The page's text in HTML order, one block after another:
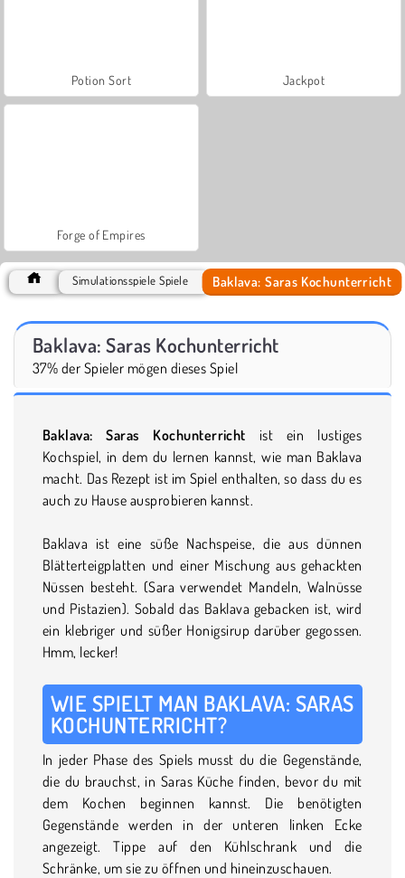
Potion Sort Jackpot
Forge of Empires
Simulationsspiele Spiele Baklava: Saras Kochunterricht
Baklava: Saras Kochunterricht
37% der Spieler mögen dieses Spiel
Baklava: Saras Kochunterricht ist ein lustiges
Kochspiel, in dem du lernen kannst, wie man Baklava
macht. Das Rezept ist im Spiel enthalten, so dass du es
auch zu Hause ausprobieren kannst.
Baklava ist eine süße Nachspeise, die aus dünnen
Blätterteigplatten und einer Mischung aus gehackten
Nüssen besteht. (Sara verwendet Mandeln, Walnüsse
und Pistazien). Sobald das Baklava gebacken ist, wird
ein klebriger und süßer Honigsirup darüber gegossen.
Hmm, lecker!
WIE SPIELT MAN BAKLAVA: SARAS
KOCHUNTERRICHT?
In jeder Phase des Spiels musst du die Gegenstände,
die du brauchst, in Saras Küche finden, bevor du mit
dem Kochen beginnen kannst. Die benötigten
Gegenstände werden in der unteren linken Ecke
angezeigt. Tippe auf den Kühlschrank und die
Schränke, um sie zu öffnen und hineinzuschauen.